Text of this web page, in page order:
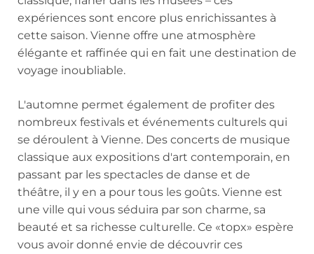
expériences sont encore plus enrichissantes à
cette saison. Vienne offre une atmosphère
élégante et raffinée qui en fait une destination de
voyage inoubliable.
L'automne permet également de profiter des
nombreux festivals et événements culturels qui
se déroulent à Vienne. Des concerts de musique
classique aux expositions d'art contemporain, en
passant par les spectacles de danse et de
théâtre, il y en a pour tous les goûts. Vienne est
une ville qui vous séduira par son charme, sa
beauté et sa richesse culturelle. Ce «topx» espère
vous avoir donné envie de découvrir ces